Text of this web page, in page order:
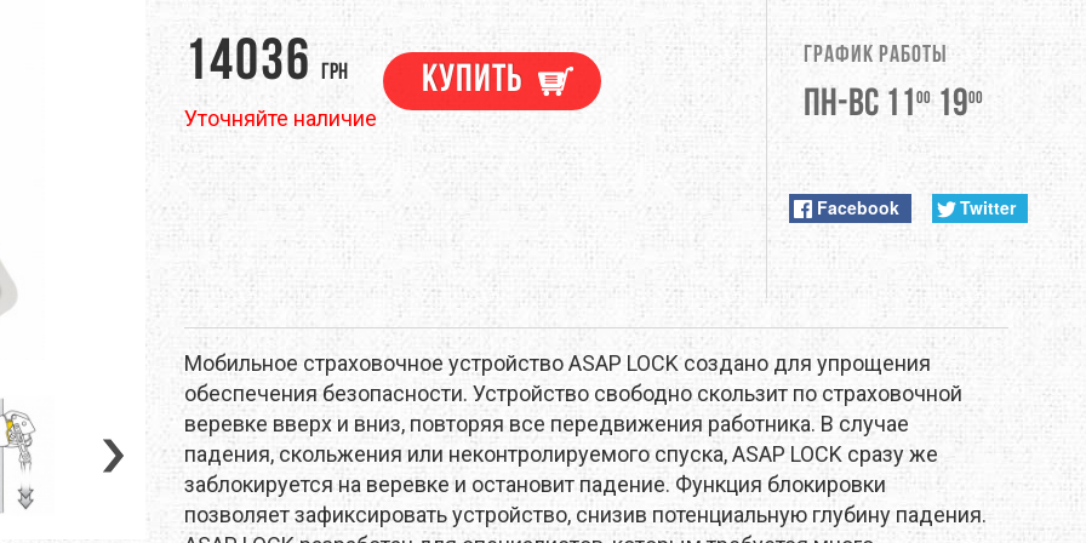
ПОХОДНАЯ ЕДА ТРЕККИНГОВЫЕ ПАЛКИ ФУРНИТУРА
DEEJO DEUTER DUNLOP
EVALINE EXOFFICIO EXTREMITIES
FIRST ASCENT FITWELL
GSI OUTDOORS GEAR AID GERBER
HMR HOLDS HAIRA
ICEBREAKER JAMES COOK JETBOIL
KEEN KONG
LANEX LEATHERMAN LEKI
LIGHT MY FIRE LORPEN LOWA
График работы
Пн-Вс 11 001900
Facebook Twitter
14036 грн
Уточняйте наличие
Купить
Мобильное страховочное устройство ASAP LOCK создано для упрощения
обеспечения безопасности. Устройство свободно скользит по страховочной
веревке вверх и вниз, повторяя все передвижения работника. В случае
падения, скольжения или неконтролируемого спуска, ASAP LOCK сразу же
заблокируется на веревке и остановит падение. Функция блокировки
позволяет зафиксировать устройство, снизив потенциальную глубину падения.